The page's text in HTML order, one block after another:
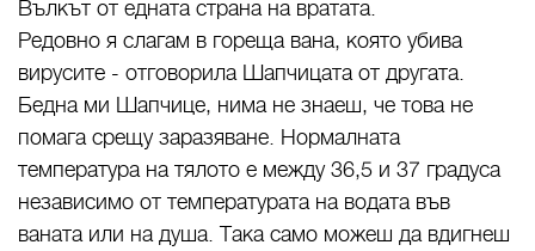
Вълкът от едната страна на вратата.
Редовно я слагам в гореща вана, която убива
вирусите - отговорила Шапчицата от другата.
Бедна ми Шапчице, нима не знаеш, че това не
помага срещу заразяване. Нормалната
температура на тялото е между 36,5 и 37 градуса
независимо от температурата на водата във
ваната или на душа. Така само можеш да вдигнеш